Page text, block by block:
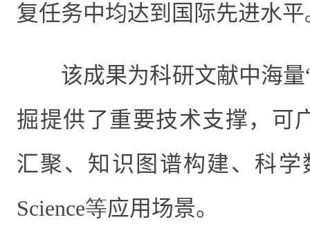
复任务中均达到国际先进水平
该成果为科研文献中海
掘提供了重要技术支撑，可
汇聚、知识图谱构建、科
Science等应用场景。